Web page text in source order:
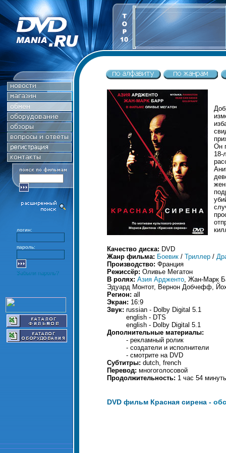
логин:
пароль:
Забыли пароль?
Он
Качество диска: DVD
Жанр фильма: Боевик / Триллер /
Производство: Франция
Режиссёр: Оливье Мегатон
В ролях: Азия Ардженто, Жан-Марк
Эдуард Монтот, Вернон Добчефф,
Регион: all
Экран: 16:9
Звук: russian - Dolby Digital 5.1
english - DTS
english - Dolby Digital 5.1
Дополнительные материалы:
- рекламный ролик
- создатели и исполнители
- смотрите на DVD
Субтитры: dutch, french
Перевод: многоголосовой
Продолжительность: 1 час 54
DVD фильм Красная сирена -